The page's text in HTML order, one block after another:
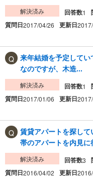
解決済み 回答数1
質問日2017/04/26 更新日
来年結婚を予定して
なのですが、木造...
解決済み 回答数1
質問日2017/01/06 更新日
賃貸アパートを探し
帯のアパートを内見に
解決済み 回答数3
質問日2016/04/02 更新日